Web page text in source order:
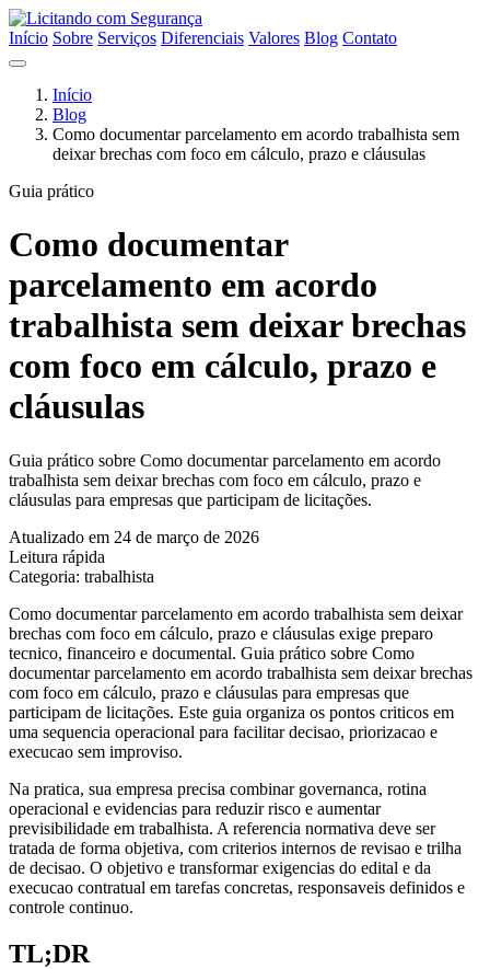
Início Sobre Serviços Diferenciais Valores Blog Contato
Início
Blog
Como documentar parcelamento em acordo trabalhista sem
deixar brechas com foco em cálculo, prazo e cláusulas
Guia prático
Como documentar
parcelamento em acordo
trabalhista sem deixar brechas
com foco em cálculo, prazo e
cláusulas
Guia prático sobre Como documentar parcelamento em acordo
trabalhista sem deixar brechas com foco em cálculo, prazo e
cláusulas para empresas que participam de licitações.
Atualizado em 24 de março de 2026
Leitura rápida
Categoria: trabalhista
Como documentar parcelamento em acordo trabalhista sem deixar
brechas com foco em cálculo, prazo e cláusulas exige preparo
tecnico, financeiro e documental. Guia prático sobre Como
documentar parcelamento em acordo trabalhista sem deixar brechas
com foco em cálculo, prazo e cláusulas para empresas que
participam de licitações. Este guia organiza os pontos criticos em
uma sequencia operacional para facilitar decisao, priorizacao e
execucao sem improviso.
Na pratica, sua empresa precisa combinar governanca, rotina
operacional e evidencias para reduzir risco e aumentar
previsibilidade em trabalhista. A referencia normativa deve ser
tratada de forma objetiva, com criterios internos de revisao e trilha
de decisao. O objetivo e transformar exigencias do edital e da
execucao contratual em tarefas concretas, responsaveis definidos e
controle continuo.
TL;DR